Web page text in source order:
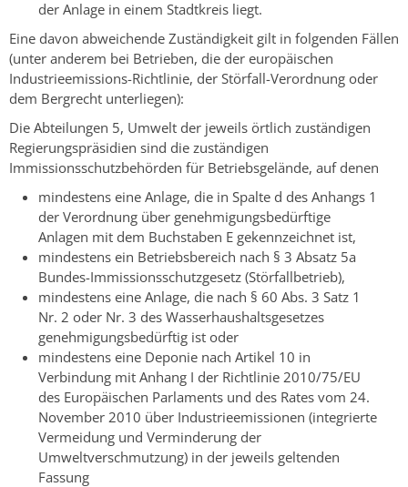
der Anlage in einem Stadtkreis liegt.
Eine davon abweichende Zuständigkeit gilt in folgenden Fällen
(unter anderem bei Betrieben, die der europäischen
Industrieemissions-Richtlinie, der Störfall-Verordnung oder
dem Bergrecht unterliegen):
Die Abteilungen 5, Umwelt der jeweils örtlich zuständigen
Regierungspräsidien sind die zuständigen
Immissionsschutzbehörden für Betriebsgelände, auf denen
mindestens eine Anlage, die in Spalte d des Anhangs 1
der Verordnung über genehmigungsbedürftige
Anlagen mit dem Buchstaben E gekennzeichnet ist,
mindestens ein Betriebsbereich nach § 3 Absatz 5a
Bundes-Immissionsschutzgesetz (Störfallbetrieb),
mindestens eine Anlage, die nach § 60 Abs. 3 Satz 1
Nr. 2 oder Nr. 3 des Wasserhaushaltsgesetzes
genehmigungsbedürftig ist oder
mindestens eine Deponie nach Artikel 10 in
Verbindung mit Anhang I der Richtlinie 2010/75/EU
des Europäischen Parlaments und des Rates vom 24.
November 2010 über Industrieemissionen (integrierte
Vermeidung und Verminderung der
Umweltverschmutzung) in der jeweils geltenden
Fassung